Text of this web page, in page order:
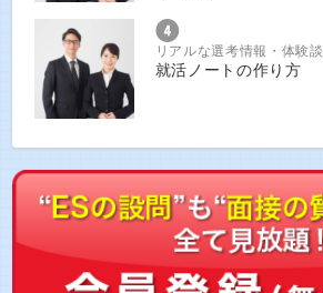
リアルな選考情報・体験談
就活ノートの作り方